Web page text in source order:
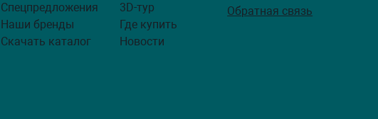
Спецпредложения
Наши бренды
Скачать каталог
3D-тур
Где купить
Новости
Обратная связь